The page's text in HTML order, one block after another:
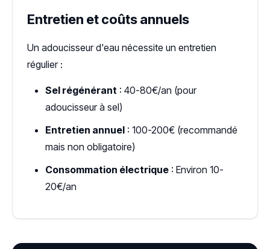
Entretien et coûts annuels
Un adoucisseur d'eau nécessite un entretien
régulier :
Sel régénérant : 40-80€/an (pour
adoucisseur à sel)
Entretien annuel : 100-200€ (recommandé
mais non obligatoire)
Consommation électrique : Environ 10-
20€/an